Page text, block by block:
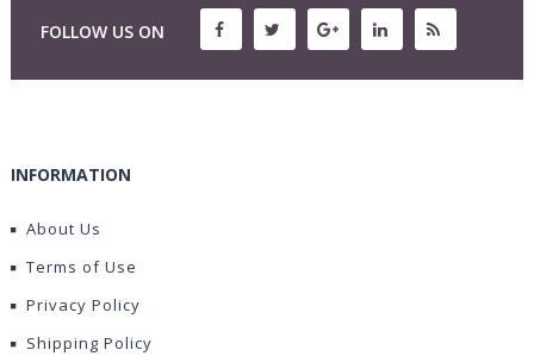
FOLLOW US ON
INFORMATION
About Us
Terms of Use
Privacy Policy
Shipping Policy